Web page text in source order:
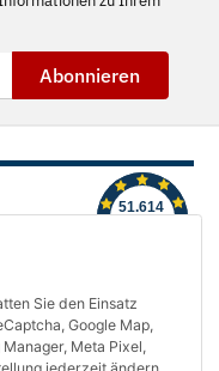
Sie den Einsatz
Google Map,
Meta Pixel,
Abonnieren